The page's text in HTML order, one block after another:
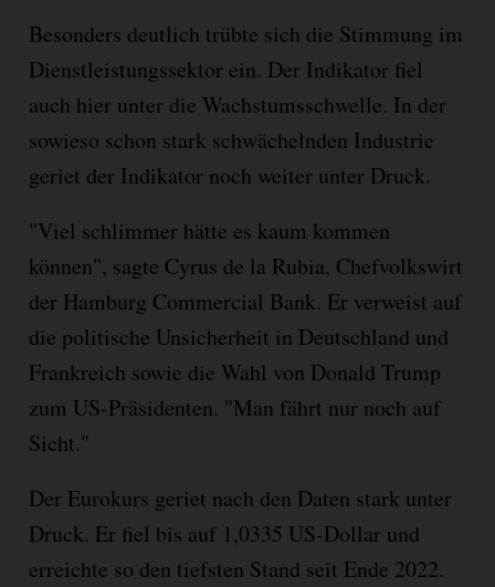
Besonders deutlich trübte sich die Stimmung im
Dienstleistungssektor ein. Der Indikator fiel
auch hier unter die Wachstumsschwelle. In der
sowieso schon stark schwächelnden Industrie
geriet der Indikator noch weiter unter Druck.
"Viel schlimmer hätte es kaum kommen
können", sagte Cyrus de la Rubia, Chefvolkswirt
der Hamburg Commercial Bank. Er verweist auf
die politische Unsicherheit in Deutschland und
Frankreich sowie die Wahl von Donald Trump
zum US-Präsidenten. "Man fährt nur noch auf
Sicht."
Der Eurokurs geriet nach den Daten stark unter
Druck. Er fiel bis auf 1,0335 US-Dollar und
erreichte so den tiefsten Stand seit Ende 2022.